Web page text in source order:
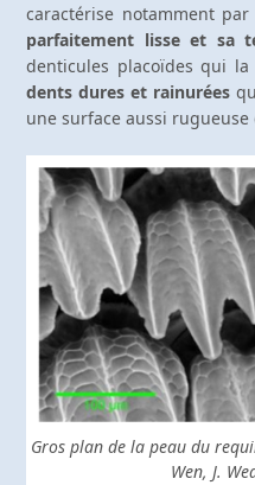
caractérise notamment
parfaitement lisse et sa
denticules placoïdes qui
dents dures et rainurées
une surface aussi
Gros plan de la peau du
Wen, J.